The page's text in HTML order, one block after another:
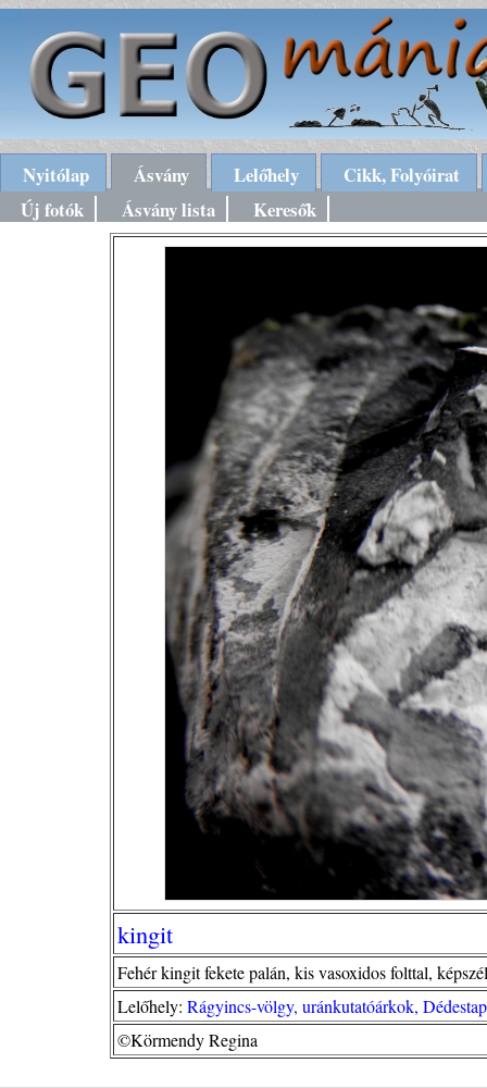
Nyitólap Ásvány Lelőhely
Cikk, Folyóirat
Új fotók
Ásvány lista Keresők
kingit
Fehér kingit fekete palán, kis vasoxidos folttal,
Lelőhely: Rágyincs-völgy, uránkutatóárkok,
©Körmendy Regina